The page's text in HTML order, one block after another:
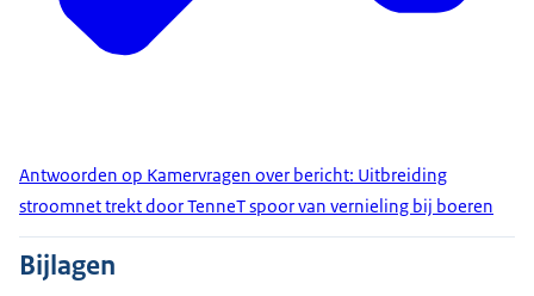
Antwoorden op Kamervragen over bericht: Uitbreiding
stroomnet trekt door TenneT spoor van vernieling bij boeren
Bijlagen